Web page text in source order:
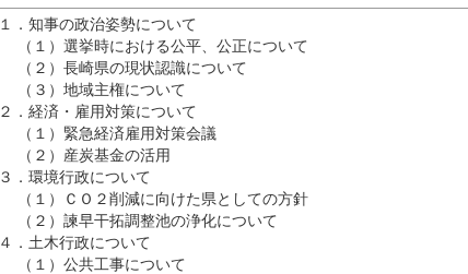
１．知事の政治姿勢について
（１）選挙時における公平、公正について
（２）長崎県の現状認識について
（３）地域主権について
２．経済・雇用対策について
（１）緊急経済雇用対策会議
（２）産炭基金の活用
３．環境行政について
（１）ＣＯ２削減に向けた県としての方針
（２）諫早干拓調整池の浄化について
４．土木行政について
（１）公共工事について